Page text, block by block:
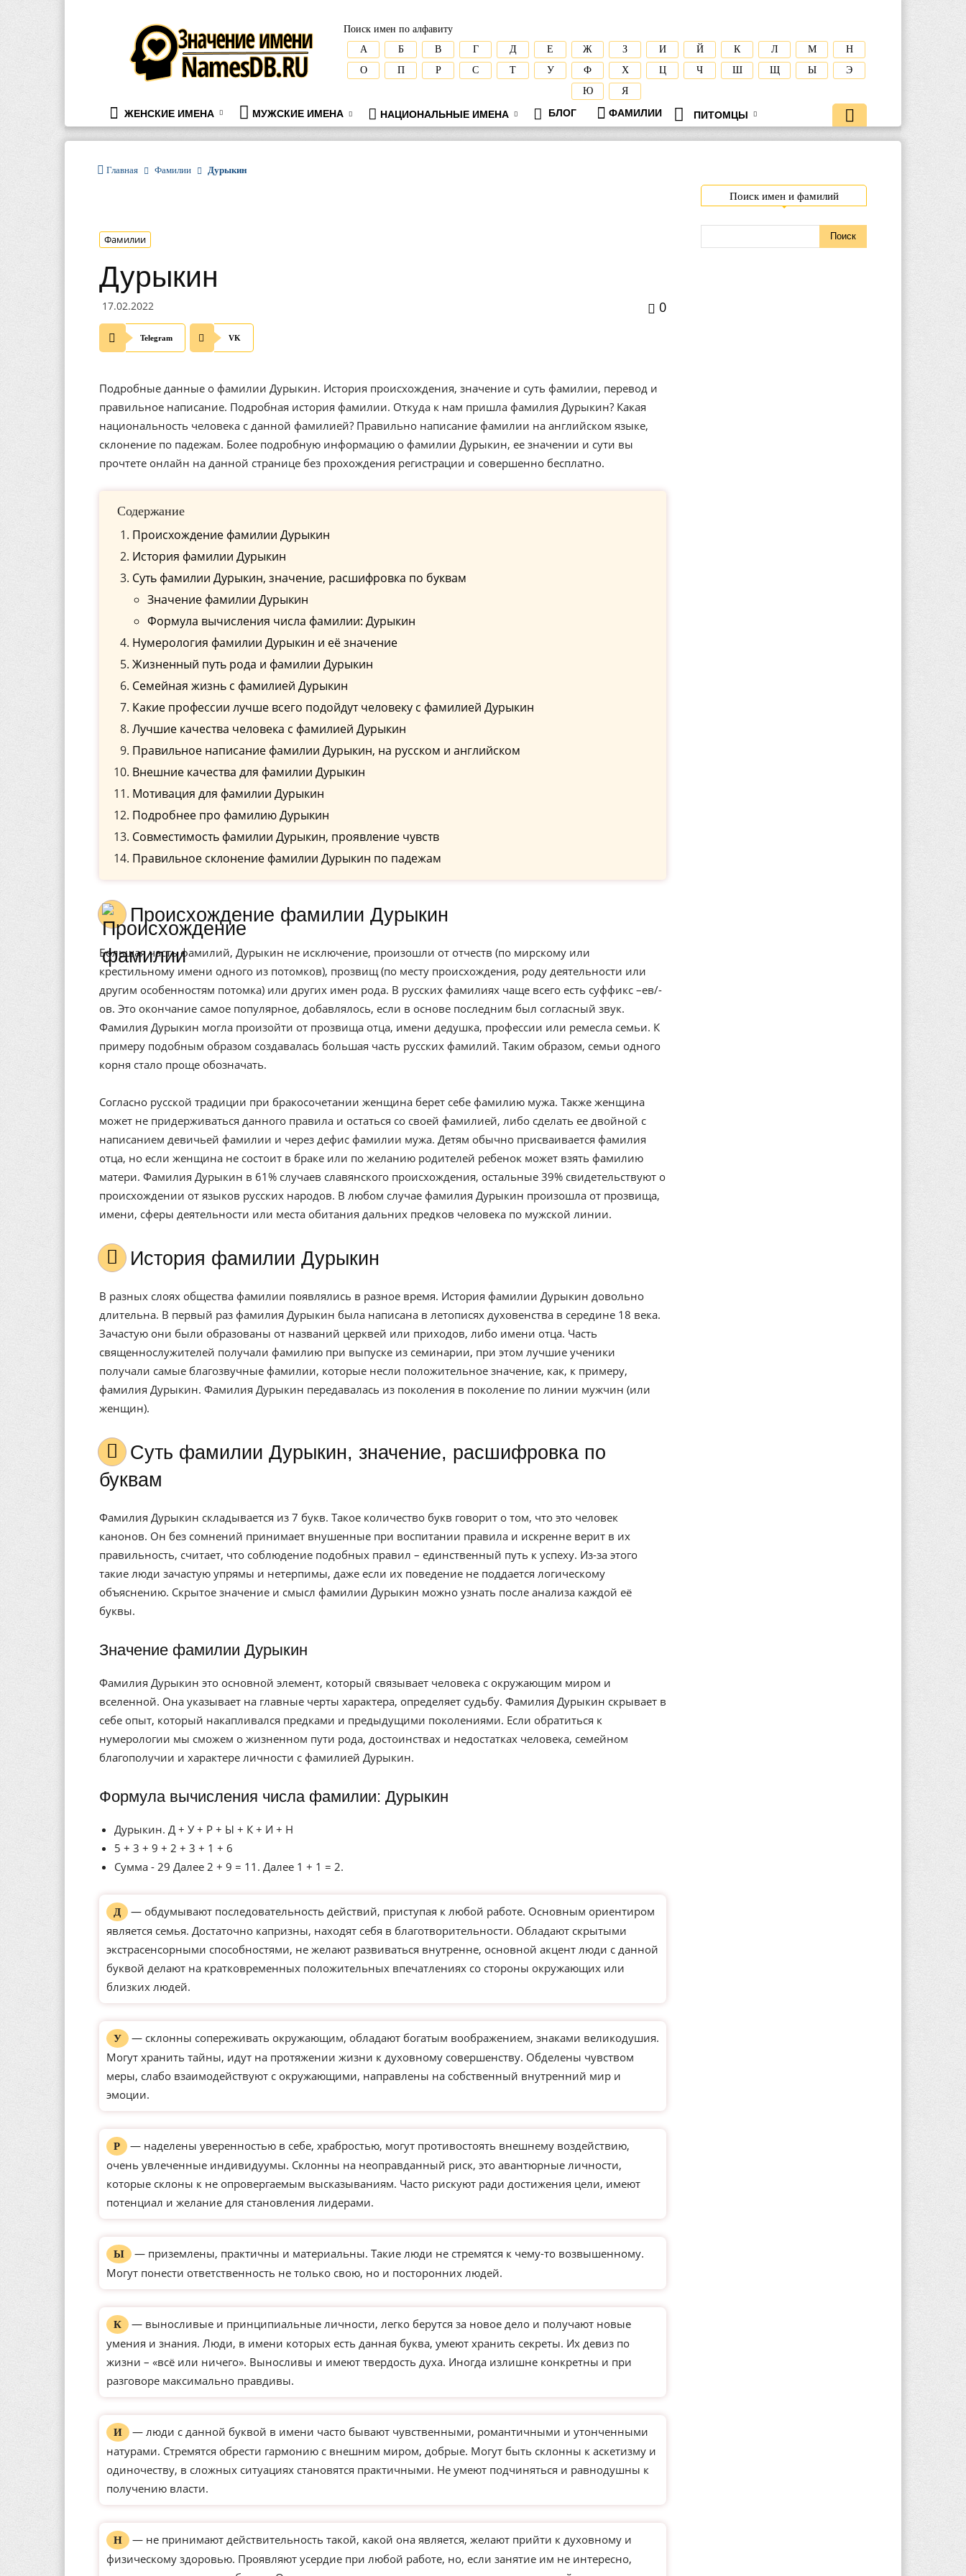
namesdb.ru
Поиск имен по алфавиту
А
Б В Г Д Е Ж З И Й К Л М
Н
О
П Р С Т У Ф Х Ц Ч Ш Щ Ы
Э
Ю
Я
ЖЕНСКИЕ ИМЕНА МУЖСКИЕ ИМЕНА НАЦИОНАЛЬНЫЕ ИМЕНА БЛОГ ФАМИЛИИ ПИТОМЦЫ
Главная Фамилии Дурыкин
Фамилии
Дурыкин
17.02.2022 0
Telegram VK
Подробные данные о фамилии Дурыкин. История происхождения, значение и суть фамилии, перевод и
правильное написание. Подробная история фамилии. Откуда к нам пришла фамилия Дурыкин? Какая
национальность человека с данной фамилией? Правильно написание фамилии на английском языке,
склонение по падежам. Более подробную информацию о фамилии Дурыкин, ее значении и сути вы
прочтете онлайн на данной странице без прохождения регистрации и совершенно бесплатно.
Содержание
Происхождение фамилии Дурыкин
История фамилии Дурыкин
Cуть фамилии Дурыкин, значение, расшифровка по буквам
Значение фамилии Дурыкин
Формула вычисления числа фамилии: Дурыкин
Нумерология фамилии Дурыкин и её значение
Жизненный путь рода и фамилии Дурыкин
Семейная жизнь с фамилией Дурыкин
Какие профессии лучше всего подойдут человеку с фамилией Дурыкин
Лучшие качества человека с фамилией Дурыкин
Правильное написание фамилии Дурыкин, на русском и английском
Внешние качества для фамилии Дурыкин
Мотивация для фамилии Дурыкин
Подробнее про фамилию Дурыкин
Совместимость фамилии Дурыкин, проявление чувств
Правильное склонение фамилии Дурыкин по падежам
Происхождение фамилии Дурыкин
Большая часть фамилий, Дурыкин не исключение, произошли от отчеств (по мирскому или
крестильному имени одного из потомков), прозвищ (по месту происхождения, роду деятельности или
другим особенностям потомка) или других имен рода. В русских фамилиях чаще всего есть суффикс –ев/-
ов. Это окончание самое популярное, добавлялось, если в основе последним был согласный звук.
Фамилия Дурыкин могла произойти от прозвища отца, имени дедушка, профессии или ремесла семьи. К
примеру подобным образом создавалась большая часть русских фамилий. Таким образом, семьи одного
корня стало проще обозначать.
Согласно русской традиции при бракосочетании женщина берет себе фамилию мужа. Также женщина
может не придерживаться данного правила и остаться со своей фамилией, либо сделать ее двойной с
написанием девичьей фамилии и через дефис фамилии мужа. Детям обычно присваивается фамилия
отца, но если женщина не состоит в браке или по желанию родителей ребенок может взять фамилию
матери. Фамилия Дурыкин в 61% случаев славянского происхождения, остальные 39% свидетельствуют о
происхождении от языков русских народов. В любом случае фамилия Дурыкин произошла от прозвища,
имени, сферы деятельности или места обитания дальних предков человека по мужской линии.
История фамилии Дурыкин
В разных слоях общества фамилии появлялись в разное время. История фамилии Дурыкин довольно
длительна. В первый раз фамилия Дурыкин была написана в летописях духовенства в середине 18 века.
Зачастую они были образованы от названий церквей или приходов, либо имени отца. Часть
священнослужителей получали фамилию при выпуске из семинарии, при этом лучшие ученики
получали самые благозвучные фамилии, которые несли положительное значение, как, к примеру,
фамилия Дурыкин. Фамилия Дурыкин передавалась из поколения в поколение по линии мужчин (или
женщин).
Cуть фамилии Дурыкин, значение, расшифровка по
буквам
Фамилия Дурыкин складывается из 7 букв. Такое количество букв говорит о том, что это человек
канонов. Он без сомнений принимает внушенные при воспитании правила и искренне верит в их
правильность, считает, что соблюдение подобных правил – единственный путь к успеху. Из-за этого
такие люди зачастую упрямы и нетерпимы, даже если их поведение не поддается логическому
объяснению. Скрытое значение и смысл фамилии Дурыкин можно узнать после анализа каждой её
буквы.
Значение фамилии Дурыкин
Фамилия Дурыкин это основной элемент, который связывает человека с окружающим миром и
вселенной. Она указывает на главные черты характера, определяет судьбу. Фамилия Дурыкин скрывает в
себе опыт, который накапливался предками и предыдущими поколениями. Если обратиться к
нумерологии мы сможем о жизненном пути рода, достоинствах и недостатках человека, семейном
благополучии и характере личности с фамилией Дурыкин.
Формула вычисления числа фамилии: Дурыкин
Дурыкин. Д + У + Р + Ы + К + И + Н
5 + 3 + 9 + 2 + 3 + 1 + 6
Сумма - 29 Далее 2 + 9 = 11. Далее 1 + 1 = 2.
Д
— обдумывают последовательность действий, приступая к любой работе. Основным ориентиром
является семья. Достаточно капризны, находят себя в благотворительности. Обладают скрытыми
экстрасенсорными способностями, не желают развиваться внутренне, основной акцент люди с данной
буквой делают на кратковременных положительных впечатлениях со стороны окружающих или
близких людей.
У
— склонны сопереживать окружающим, обладают богатым воображением, знаками великодушия.
Могут хранить тайны, идут на протяжении жизни к духовному совершенству. Обделены чувством
меры, слабо взаимодействуют с окружающими, направлены на собственный внутренний мир и
эмоции.
Р
— наделены уверенностью в себе, храбростью, могут противостоять внешнему воздействию,
очень увлеченные индивидуумы. Склонны на неоправданный риск, это авантюрные личности,
которые склоны к не опровергаемым высказываниям. Часто рискуют ради достижения цели, имеют
потенциал и желание для становления лидерами.
Ы
— приземлены, практичны и материальны. Такие люди не стремятся к чему-то возвышенному.
Могут понести ответственность не только свою, но и посторонних людей.
К
— выносливые и принципиальные личности, легко берутся за новое дело и получают новые
умения и знания. Люди, в имени которых есть данная буква, умеют хранить секреты. Их девиз по
жизни – «всё или ничего». Выносливы и имеют твердость духа. Иногда излишне конкретны и при
разговоре максимально правдивы.
И
— люди с данной буквой в имени часто бывают чувственными, романтичными и утонченными
натурами. Стремятся обрести гармонию с внешним миром, добрые. Могут быть склонны к аскетизму и
одиночеству, в сложных ситуациях становятся практичными. Не умеют подчиняться и равнодушны к
получению власти.
Н
— не принимают действительность такой, какой она является, желают прийти к духовному и
физическому здоровью. Проявляют усердие при любой работе, но, если занятие им не интересно,
Поиск имен и фамилий